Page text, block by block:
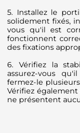
5. Installez le
solidement fixés,
vous qu'il est
fonctionnent
des fixations
6. Vérifiez la
assurez-vous
fermez-le
Vérifiez
ne présentent